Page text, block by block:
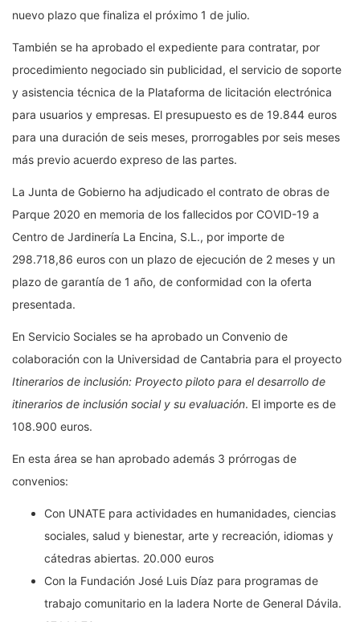
nuevo plazo que finaliza el próximo 1 de julio.
También se ha aprobado el expediente para contratar, por
procedimiento negociado sin publicidad, el servicio de soporte
y asistencia técnica de la Plataforma de licitación electrónica
para usuarios y empresas. El presupuesto es de 19.844 euros
para una duración de seis meses, prorrogables por seis meses
más previo acuerdo expreso de las partes.
La Junta de Gobierno ha adjudicado el contrato de obras de
Parque 2020 en memoria de los fallecidos por COVID-19 a
Centro de Jardinería La Encina, S.L., por importe de
298.718,86 euros con un plazo de ejecución de 2 meses y un
plazo de garantía de 1 año, de conformidad con la oferta
presentada.
En Servicio Sociales se ha aprobado un Convenio de
colaboración con la Universidad de Cantabria para el proyecto
Itinerarios de inclusión: Proyecto piloto para el desarrollo de
itinerarios de inclusión social y su evaluación. El importe es de
108.900 euros.
En esta área se han aprobado además 3 prórrogas de
convenios:
Con UNATE para actividades en humanidades, ciencias
sociales, salud y bienestar, arte y recreación, idiomas y
cátedras abiertas. 20.000 euros
Con la Fundación José Luis Díaz para programas de
trabajo comunitario en la ladera Norte de General Dávila.